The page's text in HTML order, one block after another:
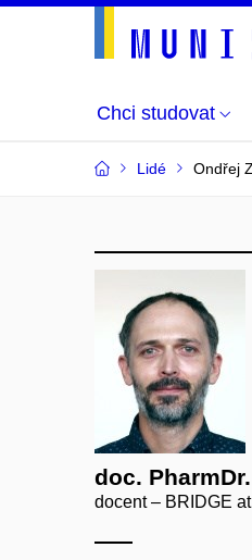
Chci studovat
Lidé Ondřej
doc.
docent – BRIDGE